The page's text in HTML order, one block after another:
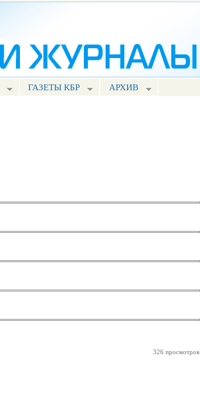
ГАЗЕТЫ КБР АРХИВ
326 просмотров